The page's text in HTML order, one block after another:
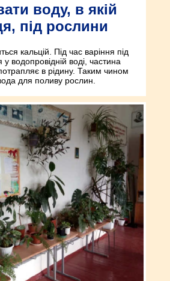
воду, в якій
під рослини
кальцій. Під час варіння під
у водопровідній воді, частина
в рідину. Таким чином
для поливу рослин.